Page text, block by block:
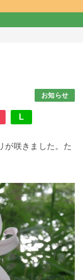
お知らせ
L
咲きました。た